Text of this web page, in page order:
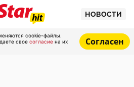
НОВОСТИ
cookie-файлы.
свое согласие на их
Согласен